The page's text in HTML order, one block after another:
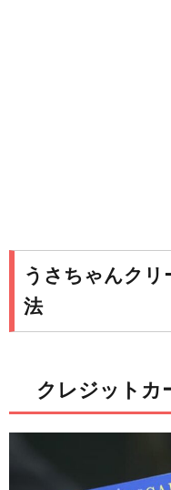
うさちゃんクリ
法
クレジットカ